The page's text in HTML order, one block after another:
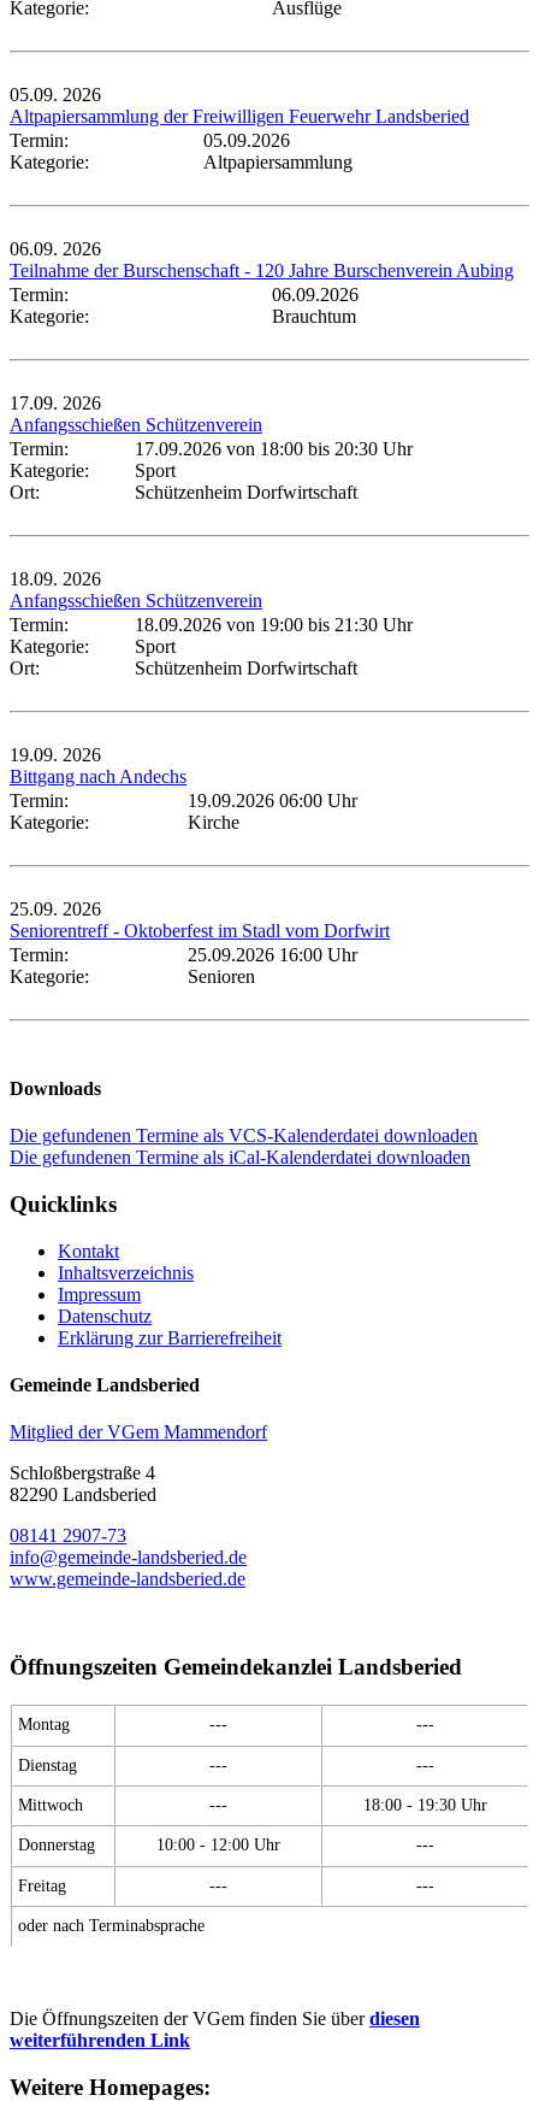
Kategorie: Ausflüge
05.09. 2026
Altpapiersammlung der Freiwilligen Feuerwehr Landsberied
Termin:
05.09.2026
Kategorie:
Altpapiersammlung
06.09. 2026
Teilnahme der Burschenschaft - 120 Jahre Burschenverein Aubing
Termin:
06.09.2026
Kategorie:
Brauchtum
17.09. 2026
Anfangsschießen Schützenverein
Termin:
17.09.2026 von 18:00 bis 20:30 Uhr
Kategorie:
Sport
Ort:
Schützenheim Dorfwirtschaft
18.09. 2026
Anfangsschießen Schützenverein
Termin:
18.09.2026 von 19:00 bis 21:30 Uhr
Kategorie:
Sport
Ort:
Schützenheim Dorfwirtschaft
19.09. 2026
Bittgang nach Andechs
Termin:
19.09.2026 06:00 Uhr
Kategorie:
Kirche
25.09. 2026
Seniorentreff - Oktoberfest im Stadl vom Dorfwirt
Termin:
25.09.2026 16:00 Uhr
Kategorie:
Senioren
Downloads
Die gefundenen Termine als VCS-Kalenderdatei downloaden
Die gefundenen Termine als iCal-Kalenderdatei downloaden
Quicklinks
Kontakt
Inhaltsverzeichnis
Impressum
Datenschutz
Erklärung zur Barrierefreiheit
Gemeinde Landsberied
Mitglied der VGem Mammendorf
Schloßbergstraße 4
82290 Landsberied
08141 2907-73
info@gemeinde-landsberied.de
www.gemeinde-landsberied.de
Öffnungszeiten Gemeindekanzlei Landsberied
Montag --- ---
Dienstag --- ---
Mittwoch --- 18:00 - 19:30 Uhr
Donnerstag 10:00 - 12:00 Uhr ---
Freitag --- ---
oder nach Terminabsprache
Die Öffnungszeiten der VGem finden Sie überdiesen
weiterführenden Link
Weitere Homepages: